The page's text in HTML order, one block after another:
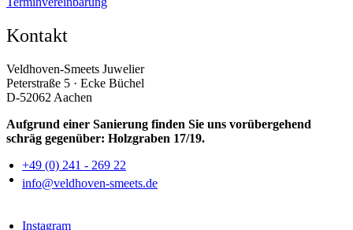
Kontakt
Veldhoven-Smeets Juwelier
Peterstraße 5 · Ecke Büchel
D-52062 Aachen
Aufgrund einer Sanierung finden Sie uns vorübergehend
schräg gegenüber: Holzgraben 17/19.
+49 (0) 241 - 269 22
info@veldhoven-smeets.de
Instagram